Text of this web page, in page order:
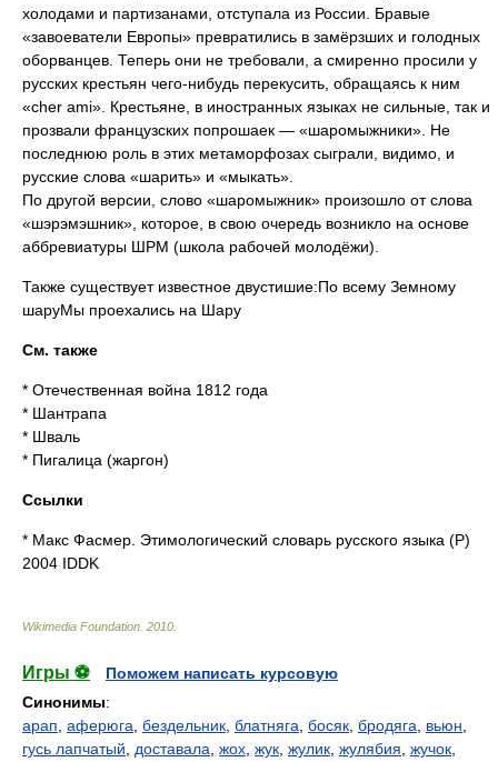
холодами и партизанами, отступала из России. Бравые
«завоеватели Европы» превратились в замёрзших и голодных
оборванцев. Теперь они не требовали, а смиренно просили у
русских крестьян чего-нибудь перекусить, обращаясь к ним
«сher ami». Крестьяне, в иностранных языках не сильные, так и
прозвали французских попрошаек — «шаромыжники». Не
последнюю роль в этих метаморфозах сыграли, видимо, и
русские слова «шарить» и «мыкать».
По другой версии, слово «шаромыжник» произошло от слова
«шэрэмэшник», которое, в свою очередь возникло на основе
аббревиатуры ШРМ (школа рабочей молодёжи).
Также существует известное двустишие:По всему Земному
шаруМы проехались на Шару
См. также
* Отечественная война 1812 года
* Шантрапа
* Шваль
* Пигалица (жаргон)
Ссылки
* Макс Фасмер. Этимологический словарь русского языка (Р)
2004 IDDK
Wikimedia Foundation 2010
Игры ⚽
Поможем написать курсовую
Синонимы:
арап аферюга бездельник блатняга босяк бродяга вьюн
гусь лапчатый
доставала жох жук жулик жулябия жучок